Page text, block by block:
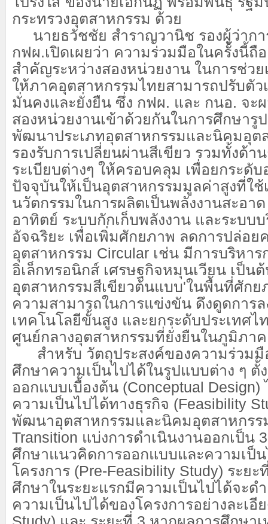
กระทรวงอุตสาหกรรม ด้วย
นายธวัชชัย สำราญวานิช รองผู้ว่ากา
กฟผ.เปิดเผยว่า ความร่วมมือในครั้งนี้ถื
สำคัญระหว่างสองหน่วยงาน ในการช่ว
ให้ภาคอุตสาหกรรมไทยสามารถปรับตัว
มั่นคงและยั่งยืน ซึ่ง กฟผ. และ กนอ. จะ
สองหน่วยงานเข้าด้วยกันในการศึกษารู
พัฒนาประเภทอุตสาหกรรมและนิคมอุต
รองรับการเปลี่ยนผ่านสีเขียว รวมทั้งด้า
ระเบียบต่างๆ ให้ครอบคลุม เพื่อยกระดั
ปัจจุบันให้เป็นอุตสาหกรรมมูลค่าสูงที่ใช้
นวัตกรรมในการผลิตเป็นพลังงานสะอา
อาทิตย์ ระบบกักเก็บพลังงาน และระบบ
อัจฉริยะ เพื่อเพิ่มศักยภาพ ลดการปล่อย
อุตสาหกรรม Circular เช่น มีการบริหาร
อิเล็กทรอนิกส์ เศรษฐกิจหมุนเวียน เป็น
อุตสาหกรรมสีเขียวต้นแบบ'ในพื้นที่ศักย
ความสามารถในการแข่งขัน ดึงดูดการ
เทคโนโลยีขั้นสูง และยกระดับประเทศไ
ศูนย์กลางอุตสาหกรรมที่ยั่งยืนในภูมิภาค
สำหรับ วัตถุประสงค์ของความร่วมมื
ศึกษาความเป็นไปได้ในรูปแบบต่าง ๆ ตั้
ออกแบบเบื้องต้น (Conceptual
ความเป็นไปได้ทางธุรกิจ (Feasibility
พัฒนาอุตสาหกรรมและนิคมอุตสาหกรร
Transition แบ่งการดำเนินงานออกเป็น
ศึกษาแนวคิดการออกแบบและความเป็น
โครงการ (Pre-Feasibility Study) ระย
ศึกษาในระยะแรกมีความเป็นไปได้จะด
ความเป็นไปได้ของโครงการอย่างละเอี